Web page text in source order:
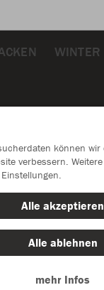
WINTER
können
verbessern.
Alle akzeptieren
Alle ablehnen
mehr Infos